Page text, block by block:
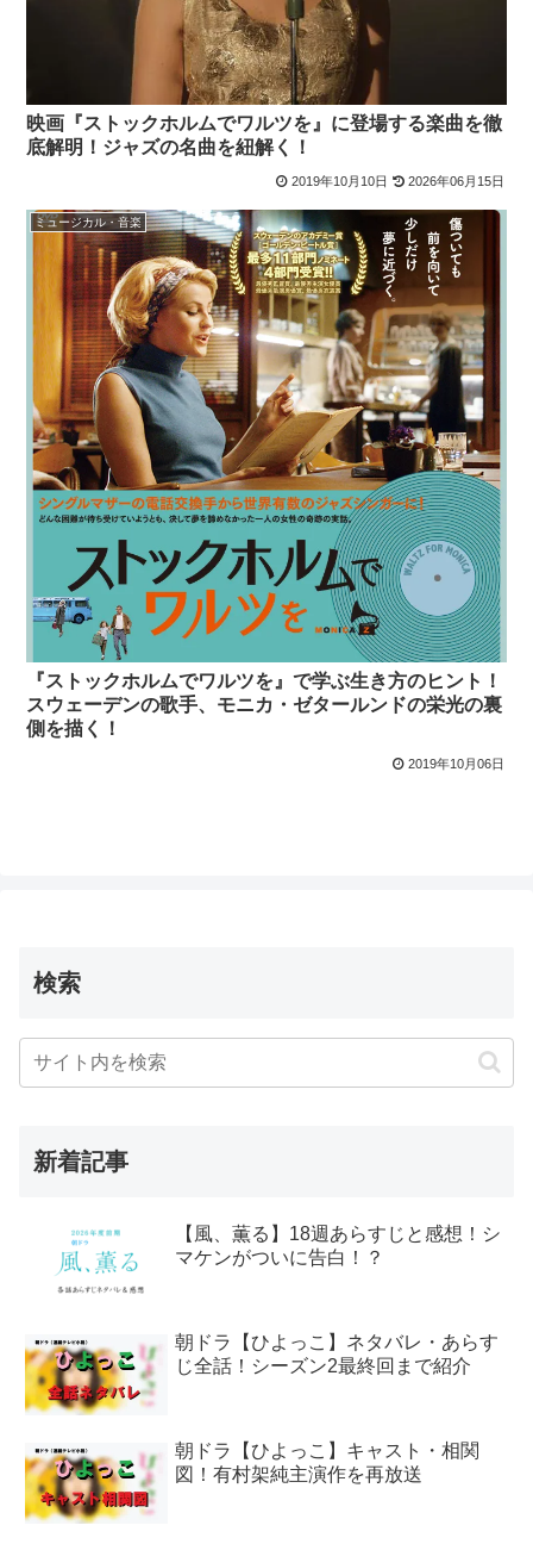
映画『ストックホルムでワルツを』に登場する楽曲を徹
底解明！ジャズの名曲を紐解く！
2019年10月10日 2026年06月15日
ミュージカル・音楽
『ストックホルムでワルツを』で学ぶ生き方のヒント！
スウェーデンの歌手、モニカ・ゼタールンドの栄光の裏
側を描く！
2019年10月06日
検索
新着記事
【風、薫る】18週あらすじと感想！シ
マケンがついに告白！？
朝ドラ【ひよっこ】ネタバレ・あらす
じ全話！シーズン2最終回まで紹介
朝ドラ【ひよっこ】キャスト・相関
図！有村架純主演作を再放送